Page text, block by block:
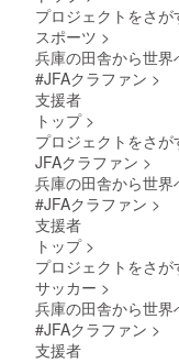
プロジェクトをさが
スポーツ >
兵庫の田舎から世界
#JFAクラファン >
支援者
トップ >
プロジェクトをさが
JFAクラファン >
兵庫の田舎から世界
#JFAクラファン >
支援者
トップ >
プロジェクトをさが
サッカー >
兵庫の田舎から世界
#JFAクラファン >
支援者